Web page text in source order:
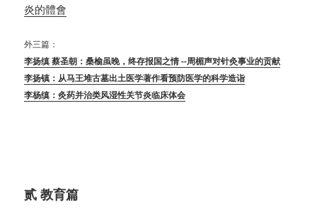
炎的體會
外三篇：
李扬缜 蔡圣朝：桑榆虽晚，终存报国之情 --周楣声对针灸事业的贡献
李扬镇：从马王堆古墓出土医学著作看预防医学的科学造诣
李杨缜：灸药并治类风湿性关节炎临床体会
贰 教育篇